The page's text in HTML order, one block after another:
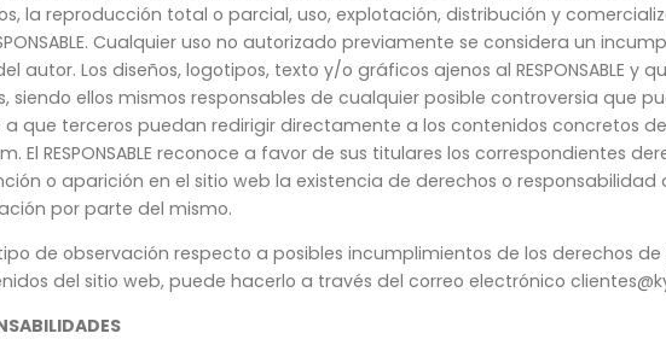
la reproducción total o parcial, uso, explotación, distribución y
Cualquier uso no autorizado previamente se considera un
autor. Los diseños, logotipos, texto y/o gráficos ajenos al RESPONSABLE
ellos mismos responsables de cualquier posible controversia que
que terceros puedan redirigir directamente a los contenidos concretos
El RESPONSABLE reconoce a favor de sus titulares los correspondientes
o aparición en el sitio web la existencia de derechos o
por parte del mismo.
de observación respecto a posibles incumplimientos de los derechos
del sitio web, puede hacerlo a través del correo electrónico